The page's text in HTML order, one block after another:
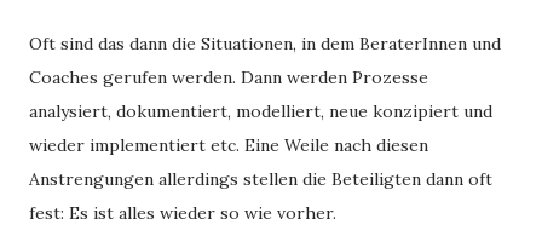
Oft sind das dann die Situationen, in dem BeraterInnen und
Coaches gerufen werden. Dann werden Prozesse
analysiert, dokumentiert, modelliert, neue konzipiert und
wieder implementiert etc. Eine Weile nach diesen
Anstrengungen allerdings stellen die Beteiligten dann oft
fest: Es ist alles wieder so wie vorher.